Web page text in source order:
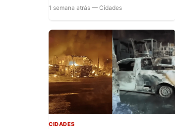
1 semana atrás — Cidades
CIDADES